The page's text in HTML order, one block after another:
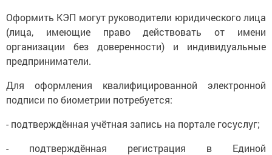
Оформить КЭП могут руководители юридического лица
(лица, имеющие право действовать от имени
организации без доверенности) и индивидуальные
предприниматели.
Для оформления квалифицированной электронной
подписи по биометрии потребуется:
- подтверждённая учётная запись на портале госуслуг;
- подтверждённая регистрация в Единой